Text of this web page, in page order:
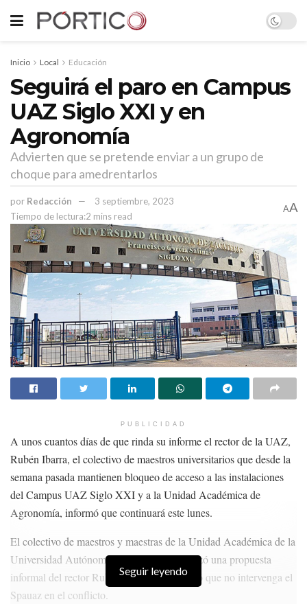
Inicio Local Educación
Seguirá el paro en Campus
UAZ Siglo XXI y en
Agronomía
Advierten que se pretende enviar a un grupo de
choque para amedrentarlos
por Redacción
3 septiembre, 2023
Tiempo de lectura:2 mins read
AA
PUBLICIDAD
A unos cuantos días de que rinda su informe el rector de la UAZ,
Rubén Ibarra, el colectivo de maestros universitarios que desde la
semana pasada mantienen bloqueo de acceso a las instalaciones
del Campus UAZ Siglo XXI y a la Unidad Académica de
Agronomía, informó que continuará este lunes.
El colectivo de maestros y maestras de la Unidad Académica de la
Universidad Autónoma de Zacatecas, rechazó una propuesta
informal del rector Rubén Ibarra, quien pidió que no intervenga el
Spauaz en el conflicto.
Seguir leyendo